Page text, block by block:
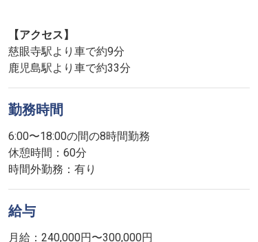
【アクセス】
慈眼寺駅より車で約9分
鹿児島駅より車で約33分
勤務時間
6:00〜18:00の間の8時間勤務
休憩時間：60分
時間外勤務：有り
給与
月給：240,000円〜300,000円